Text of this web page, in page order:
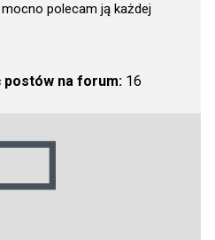
polecam ją każdej
postów na forum:16